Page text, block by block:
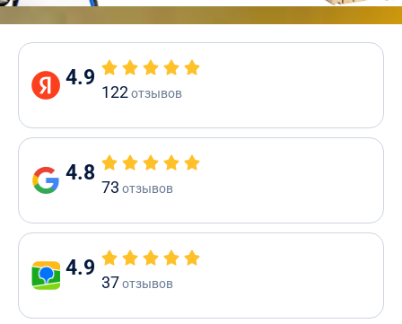
4.9
122отзывов
4.8
73 отзывов
4.9
37отзывов